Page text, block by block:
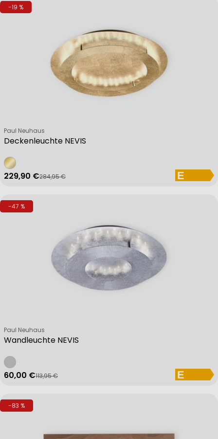
-19 %
Deckenleuchte NEVIS
Verkäufer:
Paul Neuhaus
Verkaufspreis
229,90 €
Regulärer Preis
284,95 €
-47 %
Wandleuchte NEVIS
Verkäufer:
Paul Neuhaus
Verkaufspreis
60,00 €
Regulärer Preis
113,95 €
-83 %